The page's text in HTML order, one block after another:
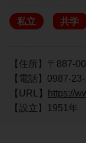
私立 共学
【住所】〒887-
【電話】0987-23-
【URL】
https://
【設立】1951年